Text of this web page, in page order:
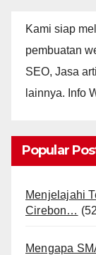
Kami siap
pembuatan
SEO, Jasa
lainnya. Info
Popular
Menjelajahi
Cirebon…
Mengapa